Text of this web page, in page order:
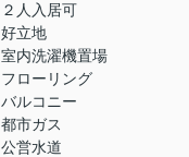
２人入居可
好立地
室内洗濯機置場
フローリング
バルコニー
都市ガス
公営水道